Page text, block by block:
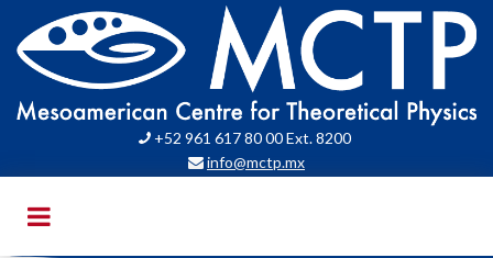
 +52 961 617 80 00 Ext. 8200
 info@mctp.mx